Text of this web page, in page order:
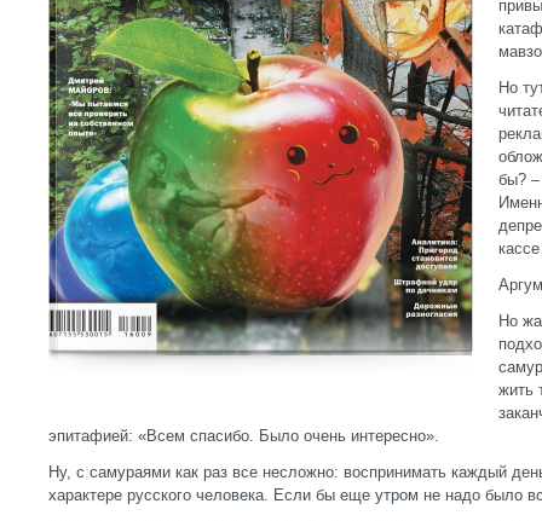
Но
бы?
Но
жить
эпитафией: «Всем спасибо. Было очень интересно».
Ну, с самураями как раз все несложно: воспринимать каждый
характере русского человека. Если бы еще утром не надо было